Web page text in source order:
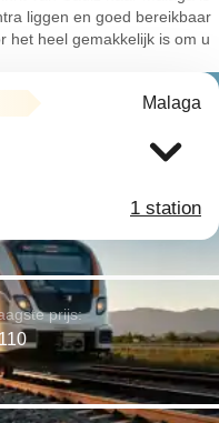
liggen en goed bereikbaar
het heel gemakkelijk is om u
Malaga
1 station
prijs: